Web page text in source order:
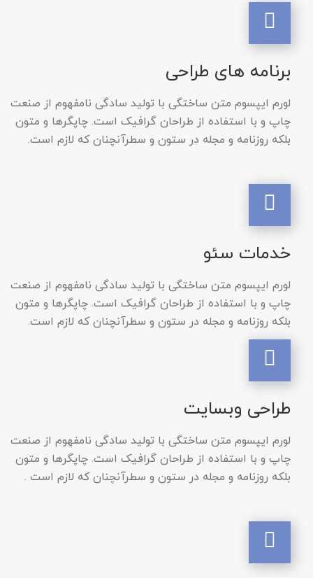
برنامه های طراحی
لورم ایپسوم متن ساختگی با تولید سادگی نامفهوم از صنعت
چاپ و با استفاده از طراحان گرافیک است. چاپگرها و متون
بلکه روزنامه و مجله در ستون و سطرآنچنان که لازم است.
خدمات سئو
لورم ایپسوم متن ساختگی با تولید سادگی نامفهوم از صنعت
چاپ و با استفاده از طراحان گرافیک است. چاپگرها و متون
بلکه روزنامه و مجله در ستون و سطرآنچنان که لازم است.
طراحی وبسایت
لورم ایپسوم متن ساختگی با تولید سادگی نامفهوم از صنعت
چاپ و با استفاده از طراحان گرافیک است. چاپگرها و متون
بلکه روزنامه و مجله در ستون و سطرآنچنان که لازم است .